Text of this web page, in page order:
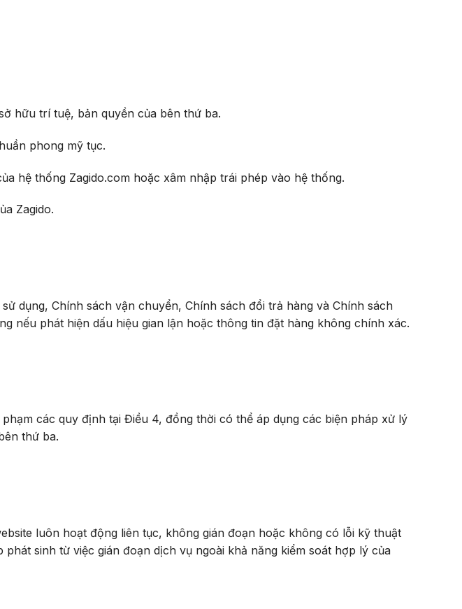
hữu trí tuệ, bản quyền của bên thứ ba.
phong mỹ tục.
hệ thống Zagido.com hoặc xâm nhập trái phép vào hệ thống.
Zagido.
dụng, Chính sách vận chuyển, Chính sách đổi trả hàng và Chính sách
nếu phát hiện dấu hiệu gian lận hoặc thông tin đặt hàng không chính xác.
các quy định tại Điều 4, đồng thời có thể áp dụng các biện pháp xử lý
thứ ba.
luôn hoạt động liên tục, không gián đoạn hoặc không có lỗi kỹ thuật
sinh từ việc gián đoạn dịch vụ ngoài khả năng kiểm soát hợp lý của